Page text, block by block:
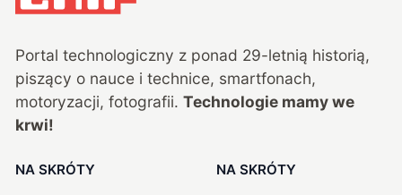
Portal technologiczny z ponad 29-letnią historią,
piszący o nauce i technice, smartfonach,
motoryzacji, fotografii. Technologie mamy we
krwi!
NA SKRÓTY NA SKRÓTY